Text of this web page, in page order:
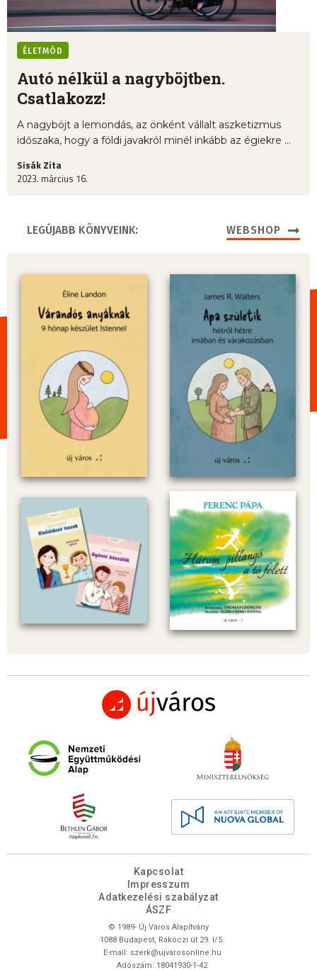
ÉLETMÓD
Autó nélkül a nagyböjtben.
Csatlakozz!
A nagyböjt a lemondás, az önként vállalt aszketizmus
időszaka, hogy a földi javakról minél inkább az égiekre ...
Sisák Zita
2023. március 16.
LEGÚJABB KÖNYVEINK: WEBSHOP
Kapcsolat
Impresszum
Adatkezelési szabályzat
ÁSZF
© 1989- Új Város Alapítvány
1088 Budapest, Rákóczi út 29. I/5.
E-mail: szerk@ujvarosonline.hu
Adószám: 18041930-1-42